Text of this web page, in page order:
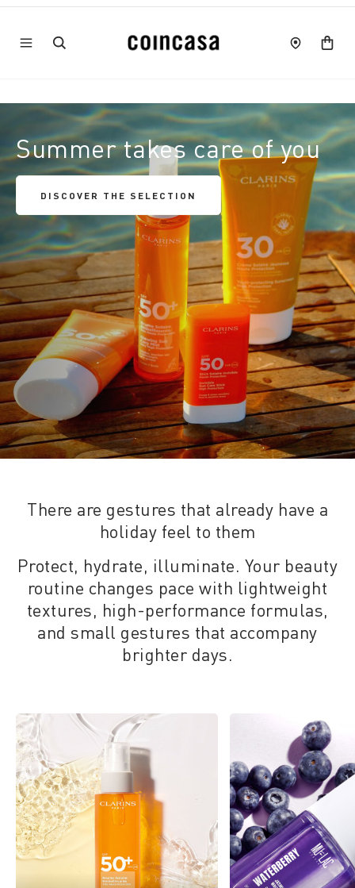
Summer takes care of you
DISCOVER THE SELECTION
There are gestures that already have a
holiday feel to them
Protect, hydrate, illuminate. Your beauty
routine changes pace with lightweight
textures, high-performance formulas,
and small gestures that accompany
brighter days.